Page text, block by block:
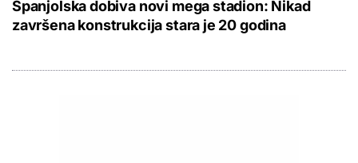
Španjolska dobiva novi mega stadion: Nikad
završena konstrukcija stara je 20 godina